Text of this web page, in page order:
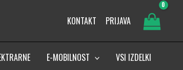
KONTAKT PRIJAVA
E-MOBILNOST VSI IZDELKI